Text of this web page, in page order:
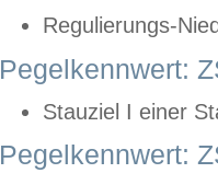
Regulierungs-
Pegelkennwert:
Stauziel I einer
Pegelkennwert: